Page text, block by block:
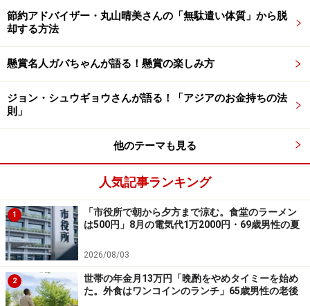
「病気になって働けなくなると赤字にな
現役時代にもっとこうしておけばよかったことがある
か、との問いには「年金のことをもっと理解して、自営
だったから国民年金基金をもっと積み立てるべきだっ
た。しかしなかなか生活が大変で、国民年金基金は払っ
たり払えなかったりした。結局もらえる額が、毎月1万
6000円ぐらいにしかならず後悔している」と回答。
今の生活での不満や不安については「年金額が少ないこ
と。病気になって働けなくなると赤字になること」とコ
節約アドバイザー・丸山晴美さんの「無駄遣い体質」から脱
却する方法
懸賞名人ガバちゃんが語る！懸賞の楽しみ方
ジョン・シュウギョウさんが語る！「アジアのお金持ちの法
則」
他のテーマも見る
人気記事ランキング
1
「市役所で朝から夕方まで涼む。食堂のラーメン
は500円」8月の電気代1万2000円・69歳男性の夏
2026/08/03
2
世帯の年金月13万円「晩酌をやめタイミーを始め
た。外食はワンコインのランチ」65歳男性の老後